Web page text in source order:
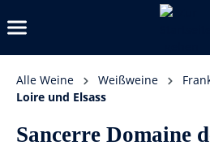
Alle Weine Weißweine
Loire und Elsass
Sancerre Domaine